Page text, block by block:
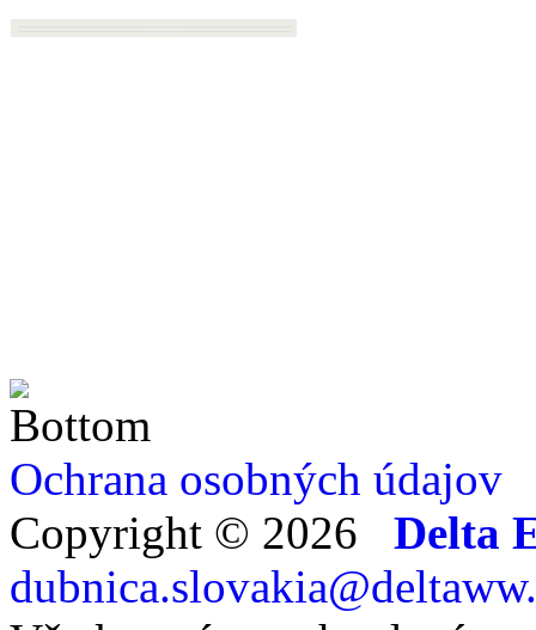
Ochrana osobných údajov
Copyright © 2026
Delta